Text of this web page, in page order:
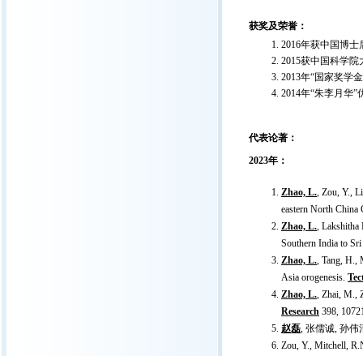
获奖及荣誉：
2016年获中国博
2015获中国科学
2013年“国家奖学
2014年“朱李月华”
代表论著：
2023年：
Zhao, L., Zou, Y.,
eastern North China
Zhao, L., Lakshitha
Southern India to
Zhao, L., Tang, H.,
Asia orogenesis.
Zhao, L., Zhai, M.,
Research 398,
赵磊, 张儒诚, 孙伟
Zou, Y., Mitchell,